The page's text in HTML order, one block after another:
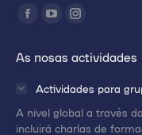
Encuéntranos en:
Abrir
en
una
ventana/pestaña
Abrir
en
una
ventana/pestaña
Abrir
en
una
ventana/
As nosas actividades
Actividades para
A nivel global a través
incluirá charlas de